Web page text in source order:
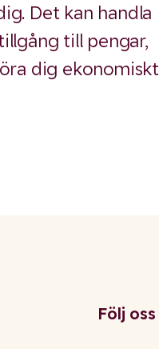
Det kan handla
till pengar,
dig ekonomiskt
Följ oss